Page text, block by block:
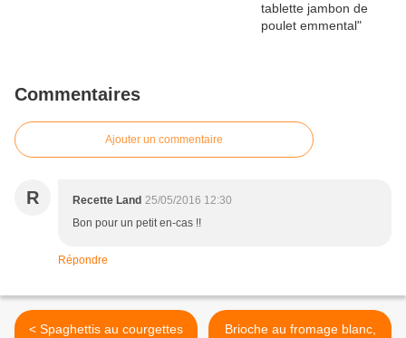
Commentaires
Ajouter un commentaire
R Recette Land 25/05/2016 12:30
Bon pour un petit en-cas !!
Répondre
< Spaghettis au courgettes
Brioche au fromage blanc,